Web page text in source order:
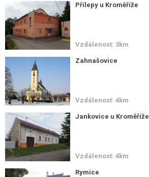
Přílepy u Kroměříže
Vzdálenost: 3km
Zahnašovice
Vzdálenost: 4km
Jankovice u Kroměříže
Vzdálenost: 4km
Rymice